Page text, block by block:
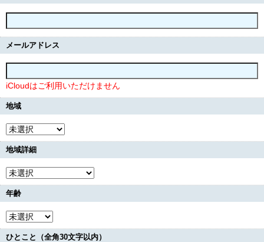
メールアドレス
iCloudはご利用いただけません
地域
地域詳細
年齢
ひとこと（全角30文字以内）